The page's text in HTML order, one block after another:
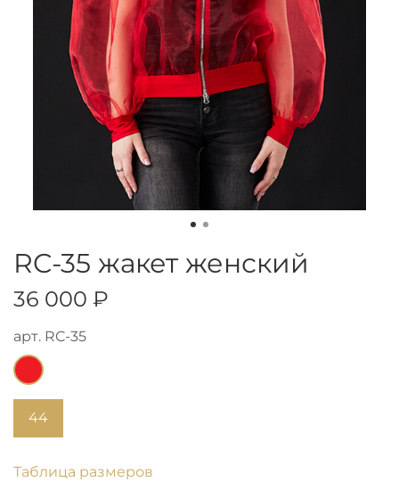
арт. RC-35
RC-35 жакет женский
36 000 ₽
Таблица размеров
44